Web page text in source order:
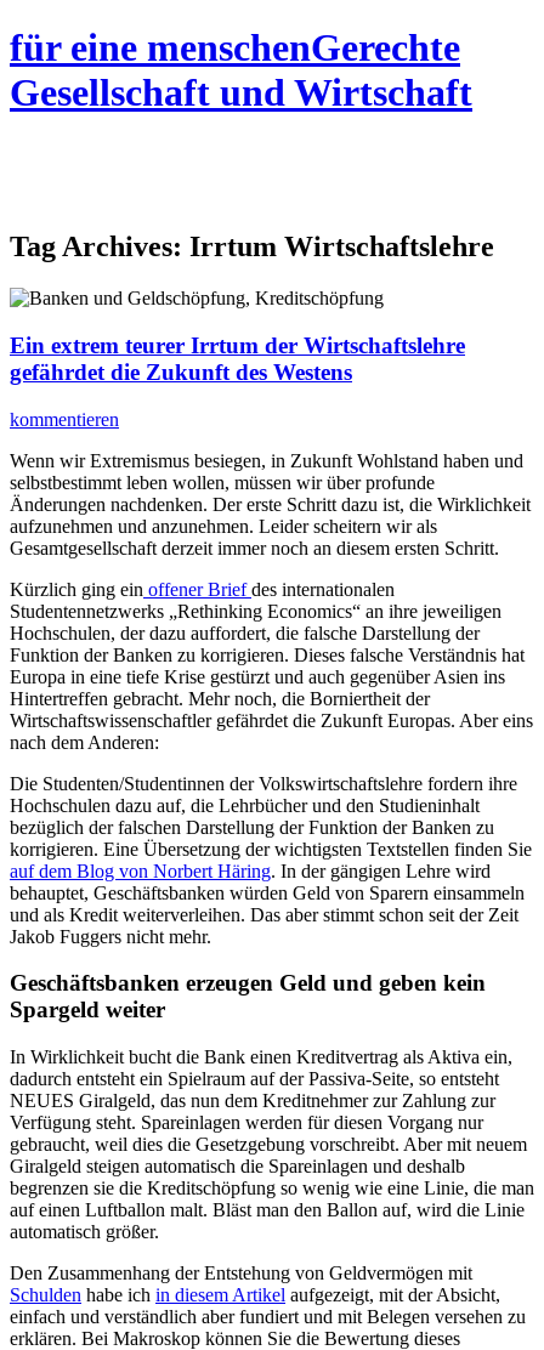
für eine menschenGerechte
Gesellschaft und Wirtschaft
Tag Archives: Irrtum Wirtschaftslehre
Ein extrem teurer Irrtum der Wirtschaftslehre
gefährdet die Zukunft des Westens
kommentieren
Wenn wir Extremismus besiegen, in Zukunft Wohlstand haben und
selbstbestimmt leben wollen, müssen wir über profunde
Änderungen nachdenken. Der erste Schritt dazu ist, die Wirklichkeit
aufzunehmen und anzunehmen. Leider scheitern wir als
Gesamtgesellschaft derzeit immer noch an diesem ersten Schritt.
Kürzlich ging ein offener Briefdes internationalen
Studentennetzwerks „Rethinking Economics“ an ihre jeweiligen
Hochschulen, der dazu auffordert, die falsche Darstellung der
Funktion der Banken zu korrigieren. Dieses falsche Verständnis hat
Europa in eine tiefe Krise gestürzt und auch gegenüber Asien ins
Hintertreffen gebracht. Mehr noch, die Borniertheit der
Wirtschaftswissenschaftler gefährdet die Zukunft Europas. Aber eins
nach dem Anderen:
Die Studenten/Studentinnen der Volkswirtschaftslehre fordern ihre
Hochschulen dazu auf, die Lehrbücher und den Studieninhalt
bezüglich der falschen Darstellung der Funktion der Banken zu
korrigieren. Eine Übersetzung der wichtigsten Textstellen finden Sie
auf dem Blog von Norbert Häring. In der gängigen Lehre wird
behauptet, Geschäftsbanken würden Geld von Sparern einsammeln
und als Kredit weiterverleihen. Das aber stimmt schon seit der Zeit
Jakob Fuggers nicht mehr.
Geschäftsbanken erzeugen Geld und geben kein
Spargeld weiter
In Wirklichkeit bucht die Bank einen Kreditvertrag als Aktiva ein,
dadurch entsteht ein Spielraum auf der Passiva-Seite, so entsteht
NEUES Giralgeld, das nun dem Kreditnehmer zur Zahlung zur
Verfügung steht. Spareinlagen werden für diesen Vorgang nur
gebraucht, weil dies die Gesetzgebung vorschreibt. Aber mit neuem
Giralgeld steigen automatisch die Spareinlagen und deshalb
begrenzen sie die Kreditschöpfung so wenig wie eine Linie, die man
auf einen Luftballon malt. Bläst man den Ballon auf, wird die Linie
automatisch größer.
Den Zusammenhang der Entstehung von Geldvermögen mit
Schulden habe ich in diesem Artikel aufgezeigt, mit der Absicht,
einfach und verständlich aber fundiert und mit Belegen versehen zu
erklären. Bei Makroskop können Sie die Bewertung dieses